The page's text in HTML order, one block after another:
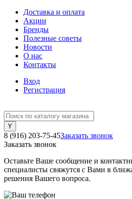
Доставка и оплата
Акции
Бренды
Полезные советы
Новости
О нас
Контакты
Вход
Регистрация
8 (916) 203-75-45Заказать звонок
Заказать звонок
Оставьте Ваше сообщение и
специалисты свяжутся с Вами в
решения Вашего вопроса.